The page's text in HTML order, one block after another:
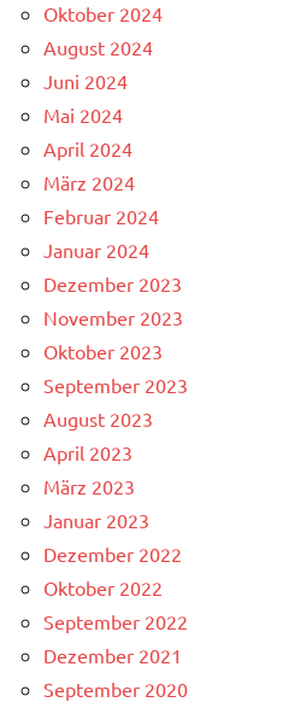
Oktober 2024
August 2024
Juni 2024
Mai 2024
April 2024
März 2024
Februar 2024
Januar 2024
Dezember 2023
November 2023
Oktober 2023
September 2023
August 2023
April 2023
März 2023
Januar 2023
Dezember 2022
Oktober 2022
September 2022
Dezember 2021
September 2020